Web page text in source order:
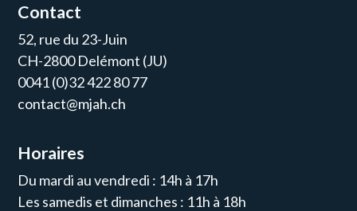
Contact
52, rue du 23-Juin
CH-2800 Delémont (JU)
0041 (0)32 422 80 77
contact@mjah.ch
Horaires
Du mardi au vendredi : 14h à 17h
Les samedis et dimanches : 11h à 18h